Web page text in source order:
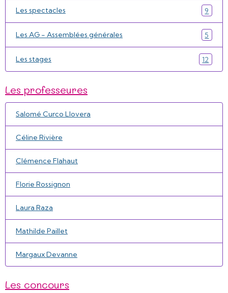
Les spectacles 9
Les AG - Assemblées générales 5
Les stages 12
Les professeures
Salomé Curco Llovera
Céline Rivière
Clémence Flahaut
Florie Rossignon
Laura Raza
Mathilde Paillet
Margaux Devanne
Les concours